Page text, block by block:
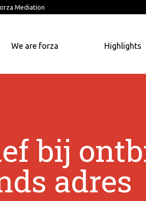
Mediation
We are forza Highlights
bij
adres